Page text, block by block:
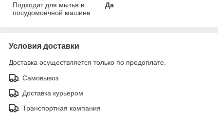
Подходит для мытья в
посудомоечной машине
Да
Условия доставки
Доставка осуществляется только по предоплате.
Самовывоз
Доставка курьером
Транспортная компания